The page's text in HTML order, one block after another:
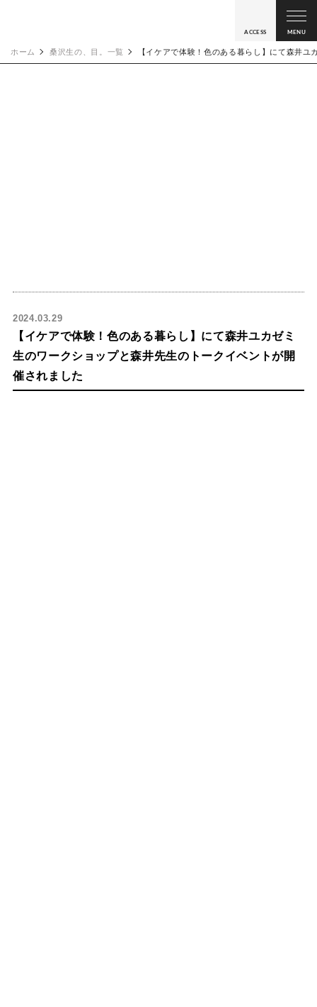
ACCESS MENU
ホーム 桑沢生の、目。一覧 【イケアで体験！色のある暮らし】にて森井
2024.03.29
【イケアで体験！色のある暮らし】にて森井ユカゼミ
生のワークショップと森井先生のトークイベントが開
催されました